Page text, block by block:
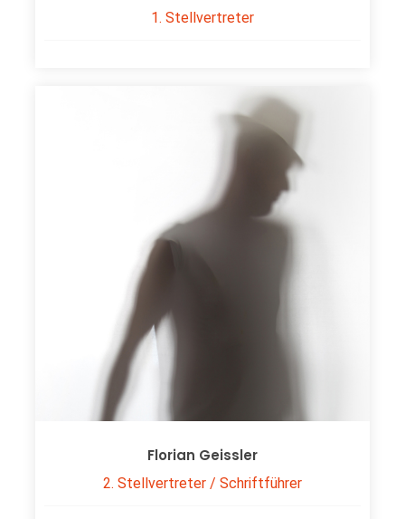
1. Stellvertreter
Florian Geissler
2. Stellvertreter / Schriftführer